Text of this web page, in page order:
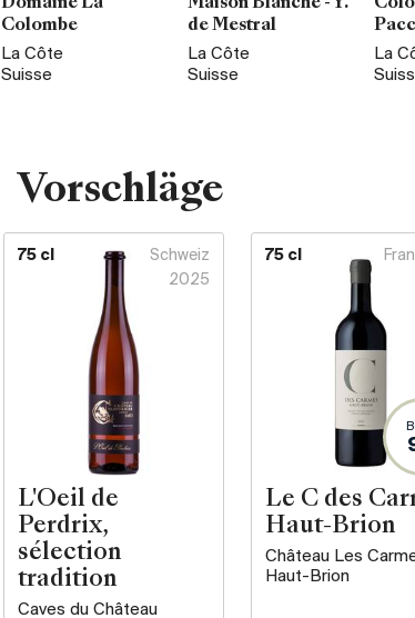
Domaine La
Colombe
La Côte
Suisse
Maison Blanche - Y.
de Mestral
La Côte
Suisse
La
Vorschläge
75 cl
Schweiz
2025
L'Oeil de
Perdrix,
sélection
tradition
Caves du Château
75 cl
Le C des
Haut-Brion
Château Les
Haut-Brion